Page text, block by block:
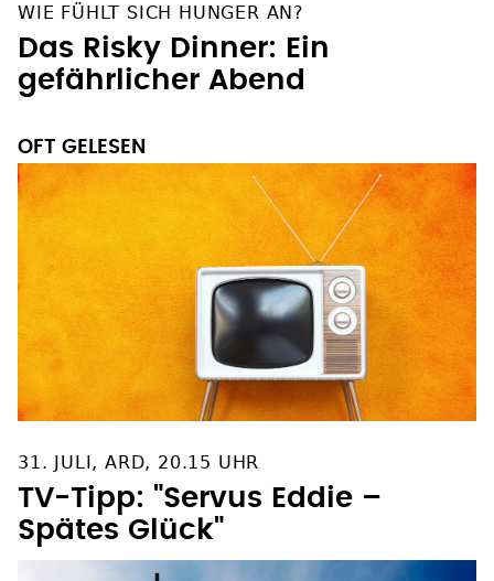
WIE FÜHLT SICH HUNGER AN?
Das Risky Dinner: Ein
gefährlicher Abend
OFT GELESEN
31. JULI, ARD, 20.15 UHR
TV-Tipp: "Servus Eddie –
Spätes Glück"